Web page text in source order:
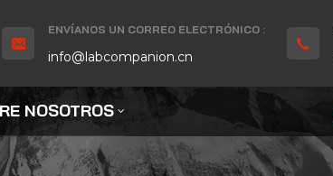
ENVÍANOS UN CORREO ELECTRÓNICO :
info@labcompanion.cn
NOSOTROS